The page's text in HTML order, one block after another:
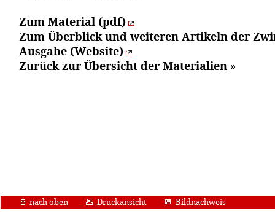
Zum Material (pdf)
Zum Überblick und weiteren Artikeln der
Ausgabe (Website)
Zurück zur Übersicht der Materialien »
nach oben Druckansicht Bildnachweis